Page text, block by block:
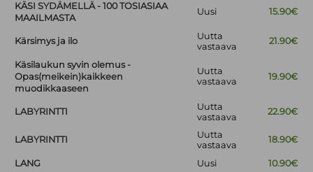
KÄSI SYDÄMELLÄ - 100 TOSIASIAA
MAAILMASTA
Uusi 15.90€
Kärsimys ja ilo
Uutta
vastaava
21.90€
Käsilaukun syvin olemus -
Opas(meikein)kaikkeen
muodikkaaseen
Uutta
vastaava
19.90€
LABYRINTTI
Uutta
vastaava
22.90€
LABYRINTTI
Uutta
vastaava
18.90€
LANG Uusi
10.90€